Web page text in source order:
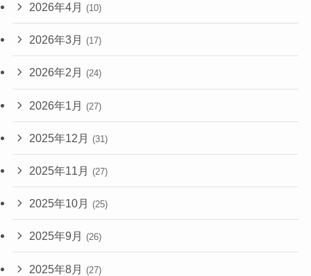
2026年4月 (10)
2026年3月 (17)
2026年2月 (24)
2026年1月 (27)
2025年12月 (31)
2025年11月 (27)
2025年10月 (25)
2025年9月 (26)
2025年8月 (27)